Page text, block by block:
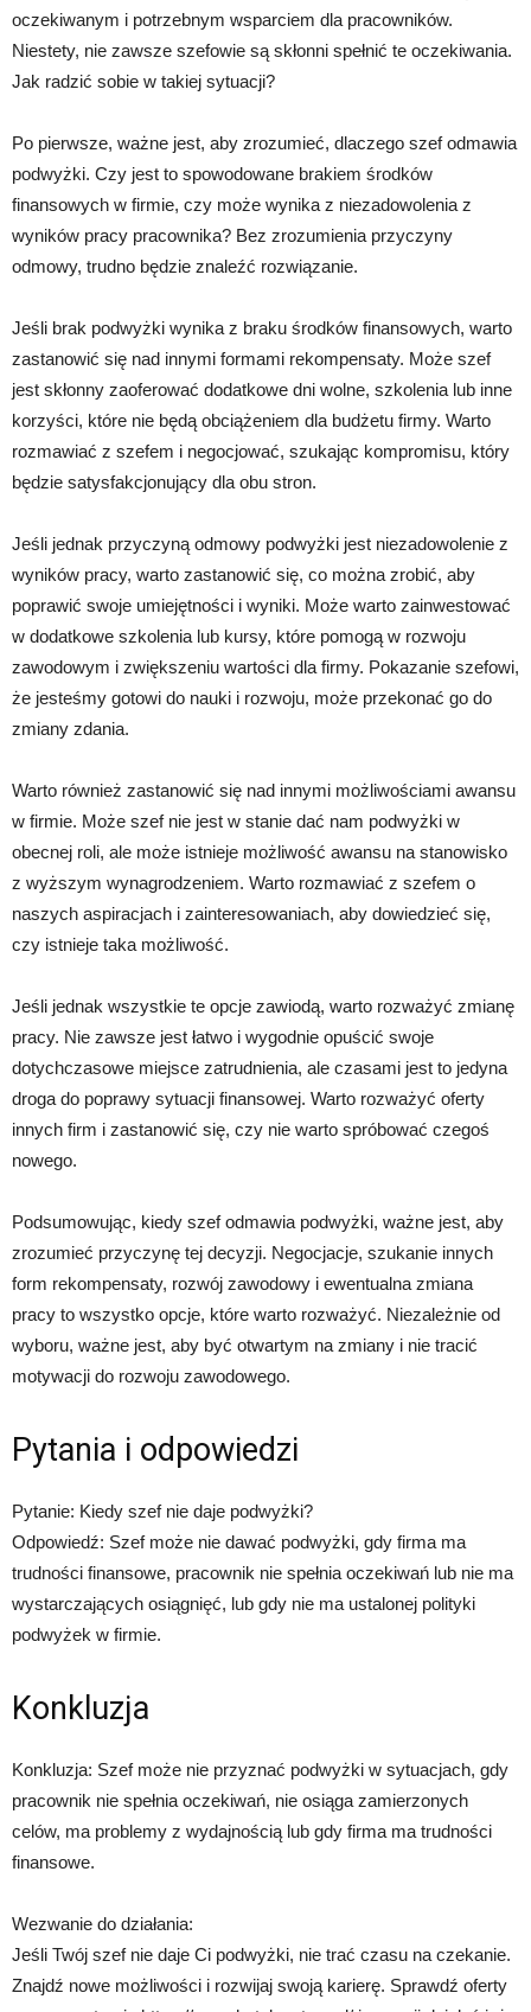
oczekiwanym i potrzebnym wsparciem dla pracowników.
Niestety, nie zawsze szefowie są skłonni spełnić te oczekiwania.
Jak radzić sobie w takiej sytuacji?
Po pierwsze, ważne jest, aby zrozumieć, dlaczego szef odmawia
podwyżki. Czy jest to spowodowane brakiem środków
finansowych w firmie, czy może wynika z niezadowolenia z
wyników pracy pracownika? Bez zrozumienia przyczyny
odmowy, trudno będzie znaleźć rozwiązanie.
Jeśli brak podwyżki wynika z braku środków finansowych, warto
zastanowić się nad innymi formami rekompensaty. Może szef
jest skłonny zaoferować dodatkowe dni wolne, szkolenia lub inne
korzyści, które nie będą obciążeniem dla budżetu firmy. Warto
rozmawiać z szefem i negocjować, szukając kompromisu, który
będzie satysfakcjonujący dla obu stron.
Jeśli jednak przyczyną odmowy podwyżki jest niezadowolenie z
wyników pracy, warto zastanowić się, co można zrobić, aby
poprawić swoje umiejętności i wyniki. Może warto zainwestować
w dodatkowe szkolenia lub kursy, które pomogą w rozwoju
zawodowym i zwiększeniu wartości dla firmy. Pokazanie szefowi,
że jesteśmy gotowi do nauki i rozwoju, może przekonać go do
zmiany zdania.
Warto również zastanowić się nad innymi możliwościami awansu
w firmie. Może szef nie jest w stanie dać nam podwyżki w
obecnej roli, ale może istnieje możliwość awansu na stanowisko
z wyższym wynagrodzeniem. Warto rozmawiać z szefem o
naszych aspiracjach i zainteresowaniach, aby dowiedzieć się,
czy istnieje taka możliwość.
Jeśli jednak wszystkie te opcje zawiodą, warto rozważyć zmianę
pracy. Nie zawsze jest łatwo i wygodnie opuścić swoje
dotychczasowe miejsce zatrudnienia, ale czasami jest to jedyna
droga do poprawy sytuacji finansowej. Warto rozważyć oferty
innych firm i zastanowić się, czy nie warto spróbować czegoś
nowego.
Podsumowując, kiedy szef odmawia podwyżki, ważne jest, aby
zrozumieć przyczynę tej decyzji. Negocjacje, szukanie innych
form rekompensaty, rozwój zawodowy i ewentualna zmiana
pracy to wszystko opcje, które warto rozważyć. Niezależnie od
wyboru, ważne jest, aby być otwartym na zmiany i nie tracić
motywacji do rozwoju zawodowego.
Pytania i odpowiedzi
Pytanie: Kiedy szef nie daje podwyżki?
Odpowiedź: Szef może nie dawać podwyżki, gdy firma ma
trudności finansowe, pracownik nie spełnia oczekiwań lub nie ma
wystarczających osiągnięć, lub gdy nie ma ustalonej polityki
podwyżek w firmie.
Konkluzja
Konkluzja: Szef może nie przyznać podwyżki w sytuacjach, gdy
pracownik nie spełnia oczekiwań, nie osiąga zamierzonych
celów, ma problemy z wydajnością lub gdy firma ma trudności
finansowe.
Wezwanie do działania:
Jeśli Twój szef nie daje Ci podwyżki, nie trać czasu na czekanie.
Znajdź nowe możliwości i rozwijaj swoją karierę. Sprawdź oferty